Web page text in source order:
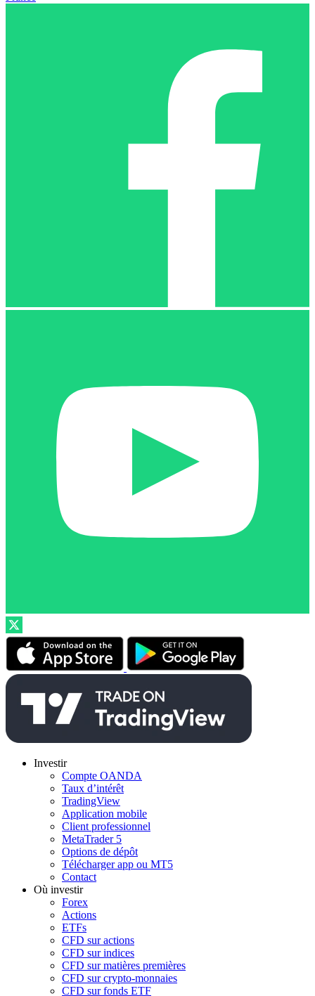
Investir
Compte OANDA
Taux d’intérêt
TradingView
Application mobile
Client professionnel
MetaTrader 5
Options de dépôt
Télécharger app ou MT5
Contact
Où investir
Forex
Actions
ETFs
CFD sur actions
CFD sur indices
CFD sur matières premières
CFD sur crypto-monnaies
CFD sur fonds ETF